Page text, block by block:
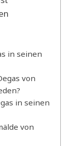
in seinen
von
in seinen
von